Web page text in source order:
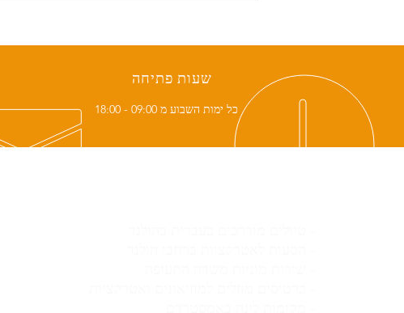
שעות פתיחה
כל ימות השבוע מ 09:00 - 18:00